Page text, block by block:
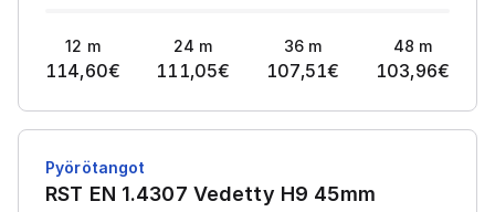
12 m
114,60€
24 m
111,05€
36 m
107,51€
48 m
103,96€
Pyörötangot
RST EN 1.4307 Vedetty H9 45mm